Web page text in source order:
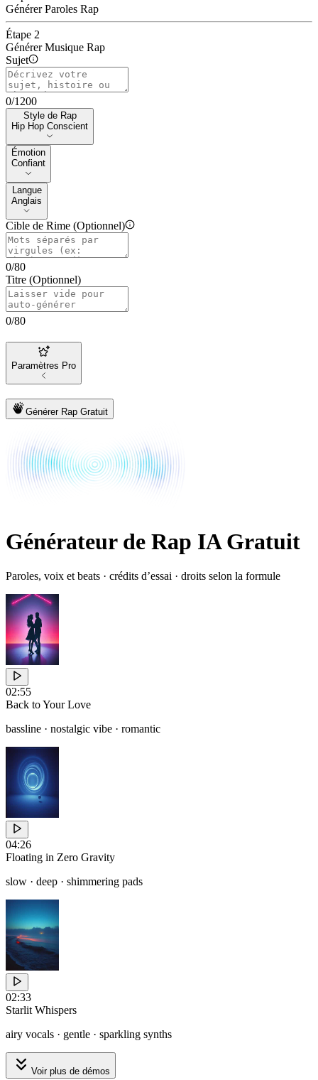
Générer Paroles Rap
Étape 2
Générer Musique Rap
Sujet
0/1200
Style de Rap
Style de Rap
Hip Hop Conscient
Émotion
Émotion
Confiant
Langue
Langue
Anglais
Cible de Rime (Optionnel)
0/80
Titre (Optionnel)
0/80
Paramètres Pro
Générer Rap Gratuit
Générateur de Rap IA Gratuit
Paroles, voix et beats · crédits d’essai · droits selon la formule
02:55
Back to Your Love
bassline · nostalgic vibe · romantic
04:26
Floating in Zero Gravity
slow · deep · shimmering pads
02:33
Starlit Whispers
airy vocals · gentle · sparkling synths
Voir plus de démos